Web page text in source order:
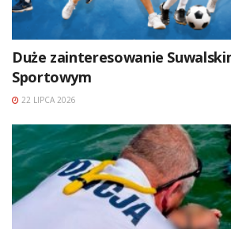
Duże zainteresowanie
Sportowym
22 LIPCA 2026